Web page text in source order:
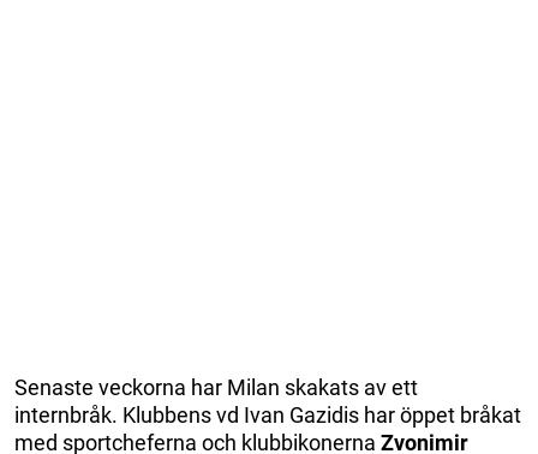
Senaste veckorna har Milan skakats av ett
internbråk. Klubbens vd Ivan Gazidis har öppet bråkat
med sportcheferna och klubbikonerna Zvonimir